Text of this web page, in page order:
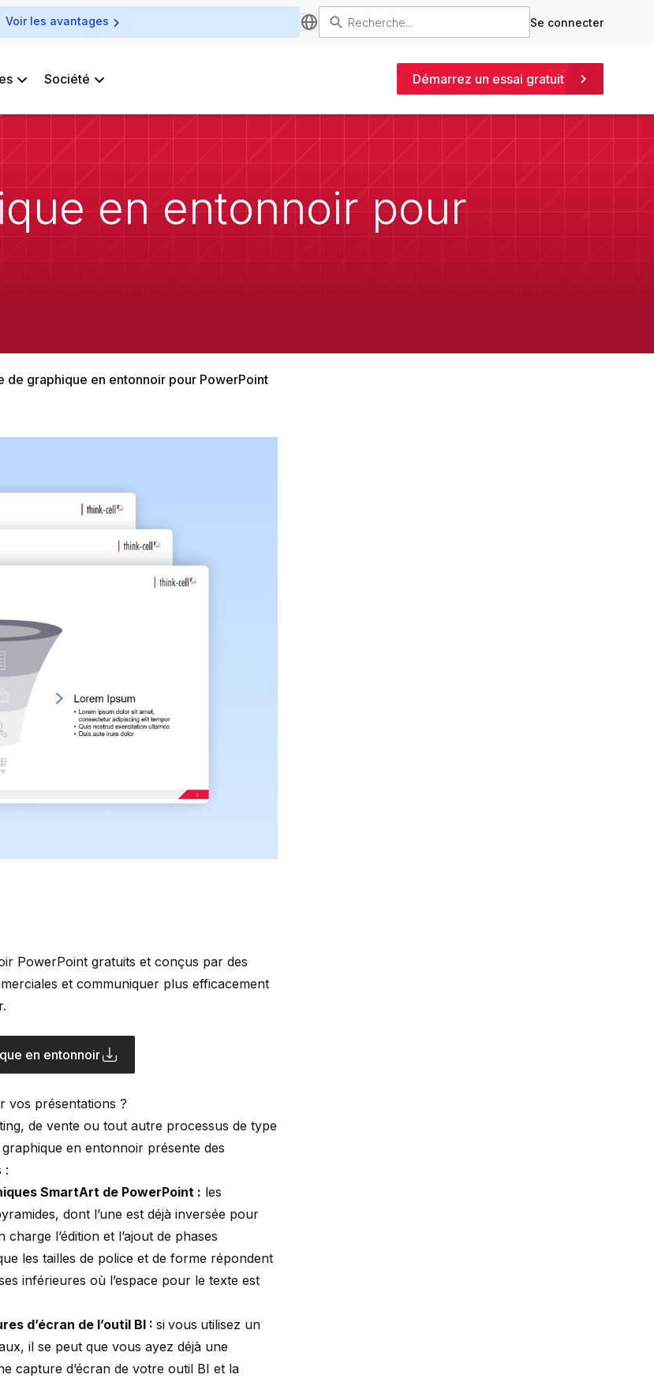
Voir les avantages Se connecter
Société Démarrez un essai gratuit
en entonnoir pour
de graphique en entonnoir pour PowerPoint
PowerPoint gratuits et conçus par des
et communiquer plus efficacement
en entonnoir
vos présentations ?
de vente ou tout autre processus de type
en entonnoir présente des
:
SmartArt de PowerPoint : les
dont l’une est déjà inversée pour
l’édition et l’ajout de phases
les tailles de police et de forme répondent
inférieures où l’espace pour le texte est
d’écran de l’outil BI : si vous utilisez un
il se peut que vous ayez déjà une
capture d’écran de votre outil BI et la